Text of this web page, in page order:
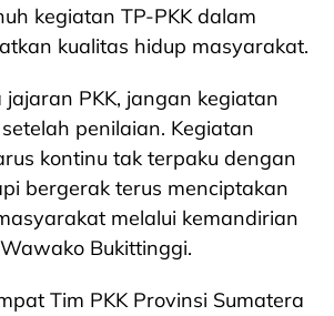
kegiatan TP-PKK dalam
kualitas hidup masyarakat.
jajaran PKK, jangan kegiatan
penilaian. Kegiatan
kontinu tak terpaku dengan
bergerak terus menciptakan
melalui kemandirian
Bukittinggi.
Tim PKK Provinsi Sumatera